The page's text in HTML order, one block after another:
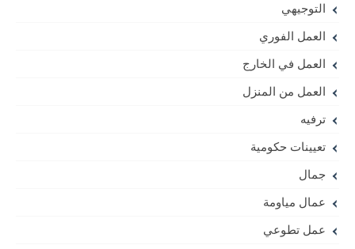
التوجيهي
العمل الفوري
العمل في الخارج
العمل من المنزل
ترفيه
تعيينات حكومية
جمال
عمال مياومة
عمل تطوعي